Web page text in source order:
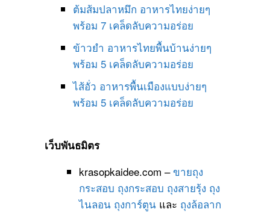
ต้มส้มปลาหมึก อาหารไทยง่ายๆ
พร้อม 7 เคล็ดลับความอร่อย
ข้าวยำ อาหารไทยพื้นบ้านง่ายๆ
พร้อม 5 เคล็ดลับความอร่อย
ไส้อั่ว อาหารพื้นเมืองแบบง่ายๆ
พร้อม 5 เคล็ดลับความอร่อย
เว็บพันธมิตร
krasopkaidee.com –ขายถุง
กระสอบ ถุงกระสอบ ถุงสายรุ้ง ถุง
ไนลอน ถุงการ์ตูนและ ถุงล้อลาก